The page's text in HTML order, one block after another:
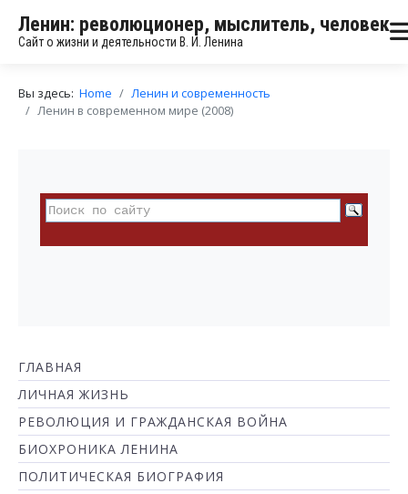
Ленин: революционер, мыслитель, человек
Сайт о жизни и деятельности В. И. Ленина
Вы здесь: Home
Ленин и современность
Ленин в современном мире (2008)
ГЛАВНАЯ
ЛИЧНАЯ ЖИЗНЬ
РЕВОЛЮЦИЯ И ГРАЖДАНСКАЯ ВОЙНА
БИОХРОНИКА ЛЕНИНА
ПОЛИТИЧЕСКАЯ БИОГРАФИЯ